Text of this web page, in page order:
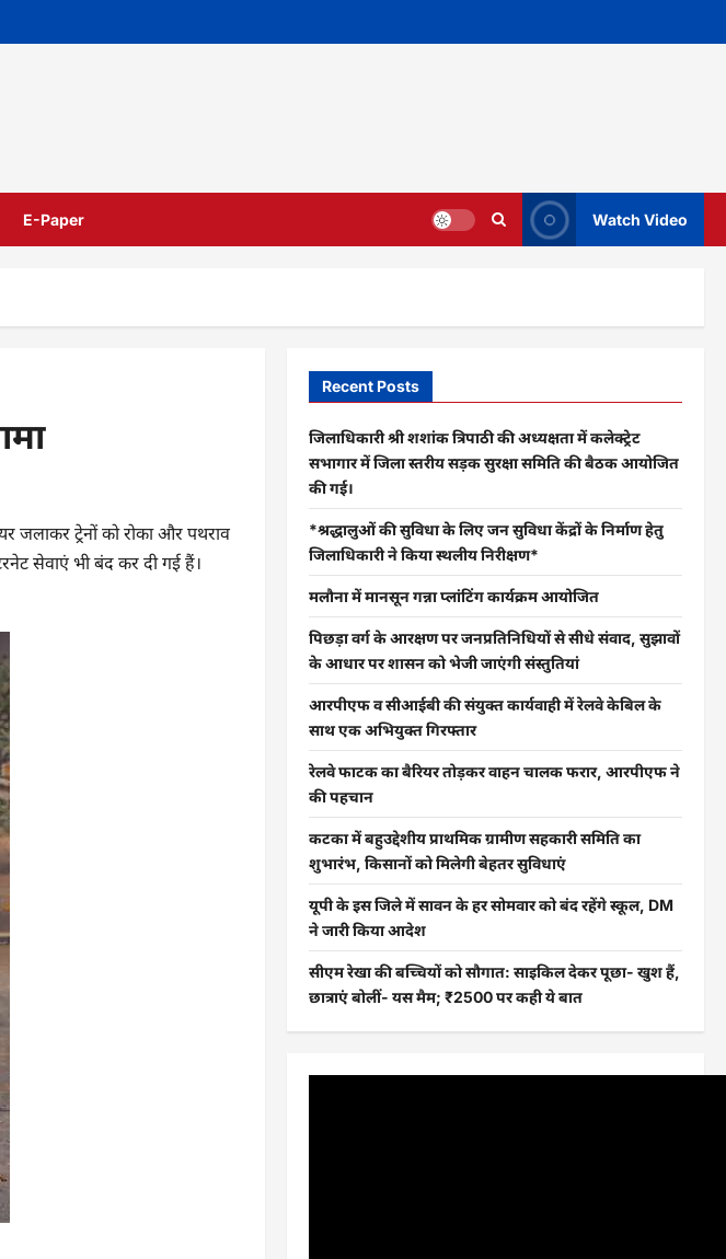
E-Paper Watch Video
जलाकर ट्रेनों को रोका और पथराव
सेवाएं भी बंद कर दी गई हैं।
Recent Posts
जिलाधिकारी श्री शशांक त्रिपाठी की अध्यक्षता में कलेक्ट्रेट
सभागार में जिला स्तरीय सड़क सुरक्षा समिति की बैठक आयोजित
की गई।
*श्रद्धालुओं की सुविधा के लिए जन सुविधा केंद्रों के निर्माण हेतु
जिलाधिकारी ने किया स्थलीय निरीक्षण*
मलौना में मानसून गन्ना प्लांटिंग कार्यक्रम आयोजित
पिछड़ा वर्ग के आरक्षण पर जनप्रतिनिधियों से सीधे संवाद, सुझावों
के आधार पर शासन को भेजी जाएंगी संस्तुतियां
आरपीएफ व सीआईबी की संयुक्त कार्यवाही में रेलवे केबिल के
साथ एक अभियुक्त गिरफ्तार
रेलवे फाटक का बैरियर तोड़कर वाहन चालक फरार, आरपीएफ ने
की पहचान
कटका में बहुउद्देशीय प्राथमिक ग्रामीण सहकारी समिति का
शुभारंभ, किसानों को मिलेगी बेहतर सुविधाएं
यूपी के इस जिले में सावन के हर सोमवार को बंद रहेंगे स्कूल, DM
ने जारी किया आदेश
सीएम रेखा की बच्चियों को सौगात: साइकिल देकर पूछा- खुश हैं,
छात्राएं बोलीं- यस मैम; ₹2500 पर कही ये बात